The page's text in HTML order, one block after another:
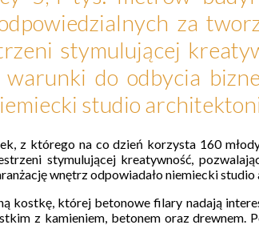
za
stymulującej
do odbycia
studio
z którego na co dzień korzysta 160
stymulującej kreatywność,
wnętrz odpowiadało niemiecki
której betonowe filary nadają
z kamieniem, betonem oraz